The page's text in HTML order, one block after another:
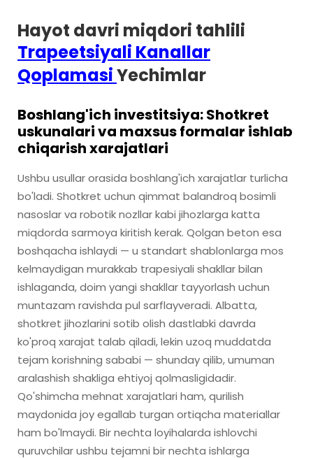
Hayot davri miqdori tahlili
Trapeetsiyali Kanallar
QoplamasiYechimlar
Boshlang'ich investitsiya: Shotkret
uskunalari va maxsus formalar ishlab
chiqarish xarajatlari
Ushbu usullar orasida boshlang'ich xarajatlar turlicha
bo'ladi. Shotkret uchun qimmat balandroq bosimli
nasoslar va robotik nozllar kabi jihozlarga katta
miqdorda sarmoya kiritish kerak. Qolgan beton esa
boshqacha ishlaydi — u standart shablonlarga mos
kelmaydigan murakkab trapesiyali shakllar bilan
ishlaganda, doim yangi shakllar tayyorlash uchun
muntazam ravishda pul sarflayveradi. Albatta,
shotkret jihozlarini sotib olish dastlabki davrda
ko'proq xarajat talab qiladi, lekin uzoq muddatda
tejam korishning sababi — shunday qilib, umuman
aralashish shakliga ehtiyoj qolmasligidadir.
Qo'shimcha mehnat xarajatlari ham, qurilish
maydonida joy egallab turgan ortiqcha materiallar
ham bo'lmaydi. Bir nechta loyihalarda ishlovchi
quruvchilar ushbu tejamni bir nechta ishlarga